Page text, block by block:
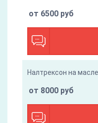
от 6500 руб
Налтрексон на
от 8000 руб